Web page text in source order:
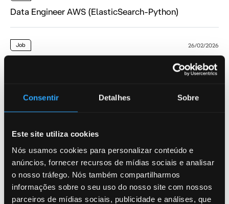
Consentir Detalhes Sobre
Este site utiliza cookies
Nós usamos cookies para personalizar conteúdo e
anúncios, fornecer recursos de mídias sociais e analisar
o nosso tráfego. Nós também compartilharmos
informações sobre o seu uso do nosso site com nossos
parceiros de mídias sociais, publicidade e análises, que
Data Engineer AWS (ElasticSearch-Python)
Job 26/02/2026
Job 26/02/2026
Python Developer
Leia mais Jobs
Data Engineer AWS (ElasticSearch-Python)